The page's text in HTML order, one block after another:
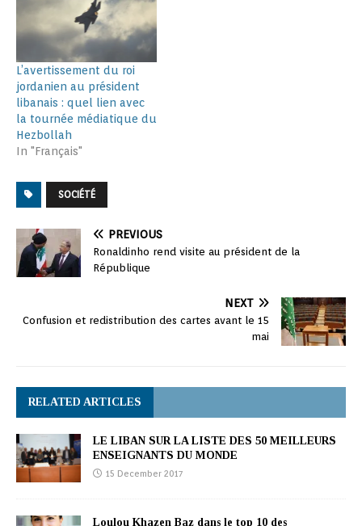
L’avertissement du roi
jordanien au président
libanais : quel lien avec
la tournée médiatique du
Hezbollah
In "Français"
SOCIÉTÉ
PREVIOUS
Ronaldinho rend visite au président de la
République
NEXT
Confusion et redistribution des cartes avant le 15
mai
RELATED ARTICLES
LE LIBAN SUR LA LISTE DES 50 MEILLEURS
ENSEIGNANTS DU MONDE
15 December 2017
Loulou Khazen Baz dans le top 10 des